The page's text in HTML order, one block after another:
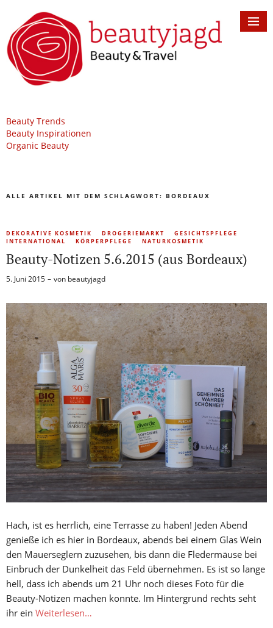
Beauty Trends
Beauty Inspirationen
Organic Beauty
ALLE ARTIKEL MIT DEM SCHLAGWORT: BORDEAUX
DEKORATIVE KOSMETIK DROGERIEMARKT
GESICHTSPFLEGE
INTERNATIONAL
KÖRPERPFLEGE NATURKOSMETIK
Beauty-Notizen 5.6.2015 (aus Bordeaux)
5. Juni 2015 von beautyjagd
Hach, ist es herrlich, eine Terrasse zu haben! Jeden Abend
genieße ich es hier in Bordeaux, abends bei einem Glas Wein
den Mauerseglern zuzusehen, bis dann die Fledermäuse bei
Einbruch der Dunkelheit das Feld übernehmen. Es ist so lange
hell, dass ich abends um 21 Uhr noch dieses Foto für die
Beauty-Notizen machen konnte. Im Hintergrund rechts seht
ihr ein Weiterlesen…